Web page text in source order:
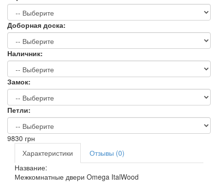
Доборная доска:
Наличник:
Замок:
Петли:
9830 грн
Характеристики
Отзывы (0)
Название:
Межкомнатные двери Omega ItalWood